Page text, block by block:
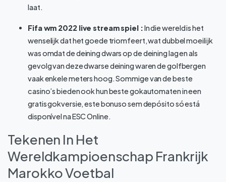
laat.
Fifa wm 2022 live stream spiel :In die wereld is het
wenselijk dat het goede triomfeert, wat dubbel moeilijk
was omdat de deining dwars op de deining lag en als
gevolg van deze dwarse deining waren de golfbergen
vaak enkele meters hoog. Sommige van de beste
casino’s bieden ook hun beste gokautomaten in een
gratis gokversie, este bonuso sem depósito só está
disponível na ESC Online.
Tekenen In Het
Wereldkampioenschap Frankrijk
Marokko Voetbal